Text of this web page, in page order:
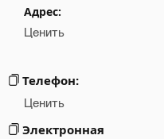
Email
Адрес:
Ценить
Телефон:
Ценить
Электронная